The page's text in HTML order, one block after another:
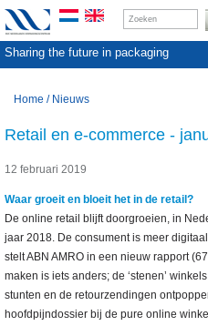
Sharing the future in packaging
Home / Nieuws
Retail en e-commerce -
12 februari 2019
Waar groeit en bloeit het in de retail?
De online retail blijft doorgroeien, in
jaar 2018. De consument is meer
stelt ABN AMRO in een nieuw rapport
maken is iets anders; de ‘stenen’
stunten en de retourzendingen
hoofdpijndossier bij de pure online